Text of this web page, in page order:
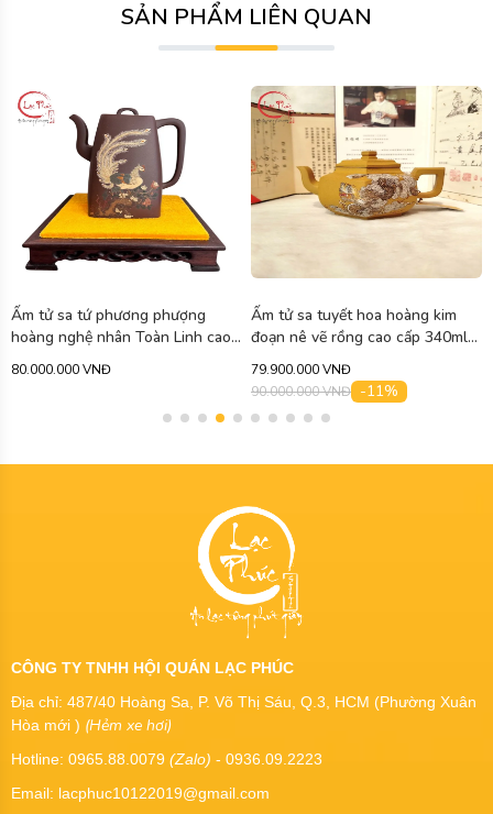
SẢN PHẨM LIÊN QUAN
Ấm tử sa tứ phương phượng
hoàng nghệ nhân Toàn Linh cao
80.000.000 VNĐ
Ấm tử sa tuyết hoa hoàng kim
đoạn nê vẽ rồng cao cấp 340ml
79.900.000 VNĐ
90.000.000 VNĐ -11%
CÔNG TY TNHH HỘI QUÁN LẠC PHÚC
Địa chỉ: 487/40 Hoàng Sa, P. Võ Thị Sáu, Q.3, HCM (Phường Xuân
Hòa mới ) (Hẻm xe hơi)
Hotline: 0965.88.0079 (Zalo) - 0936.09.2223
Email: lacphuc10122019@gmail.com